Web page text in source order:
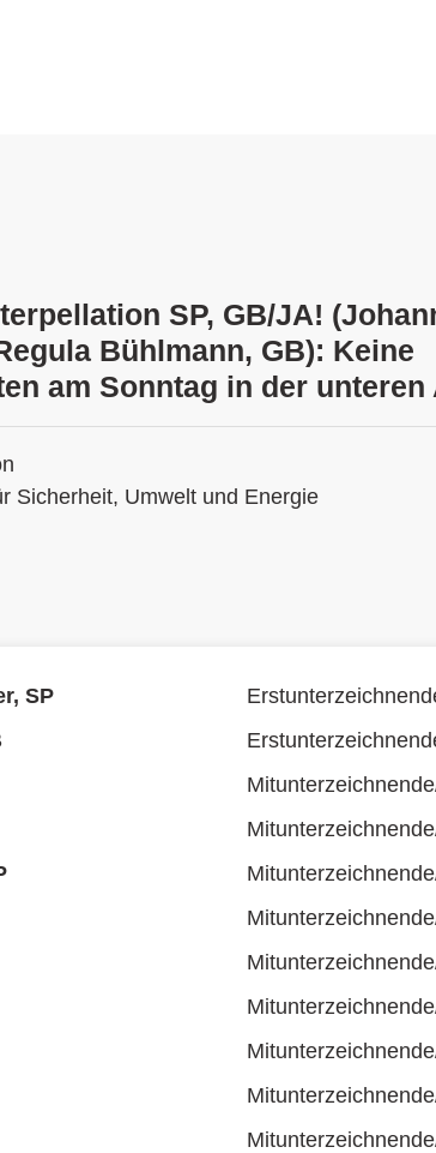
SP, GB/JA!
Bühlmann, GB): Keine
am Sonntag in der unteren
Sicherheit, Umwelt und Energie
SP